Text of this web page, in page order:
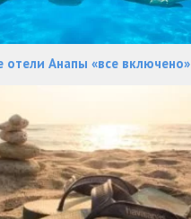
отели Анапы «все включено»